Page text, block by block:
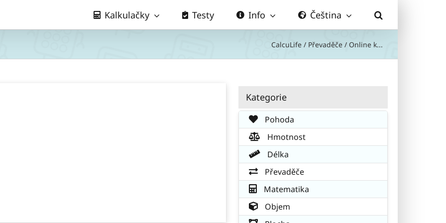
Kalkulačky Testy Info Čeština
CalcuLife / Převaděče / Online k...
Kategorie
Pohoda
Hmotnost
Délka
Převaděče
Matematika
Objem